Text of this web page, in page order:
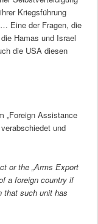
Kriegsführung
Eine der Fragen, die
Hamas und Israel
die USA diesen
„Foreign Assistance
und
or the „Arms Export
a foreign country if
that such unit has